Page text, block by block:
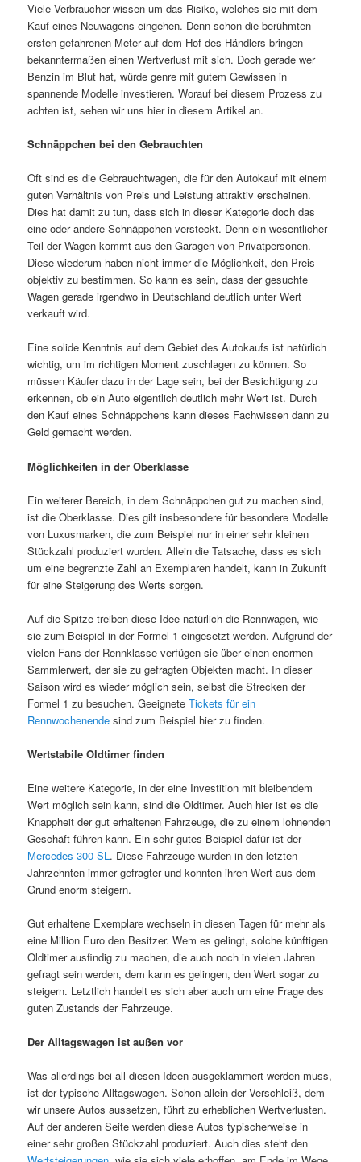
Viele Verbraucher wissen um das Risiko, welches sie mit dem
Kauf eines Neuwagens eingehen. Denn schon die berühmten
ersten gefahrenen Meter auf dem Hof des Händlers bringen
bekanntermaßen einen Wertverlust mit sich. Doch gerade wer
Benzin im Blut hat, würde genre mit gutem Gewissen in
spannende Modelle investieren. Worauf bei diesem Prozess zu
achten ist, sehen wir uns hier in diesem Artikel an.
Schnäppchen bei den Gebrauchten
Oft sind es die Gebrauchtwagen, die für den Autokauf mit einem
guten Verhältnis von Preis und Leistung attraktiv erscheinen.
Dies hat damit zu tun, dass sich in dieser Kategorie doch das
eine oder andere Schnäppchen versteckt. Denn ein wesentlicher
Teil der Wagen kommt aus den Garagen von Privatpersonen.
Diese wiederum haben nicht immer die Möglichkeit, den Preis
objektiv zu bestimmen. So kann es sein, dass der gesuchte
Wagen gerade irgendwo in Deutschland deutlich unter Wert
verkauft wird.
Eine solide Kenntnis auf dem Gebiet des Autokaufs ist natürlich
wichtig, um im richtigen Moment zuschlagen zu können. So
müssen Käufer dazu in der Lage sein, bei der Besichtigung zu
erkennen, ob ein Auto eigentlich deutlich mehr Wert ist. Durch
den Kauf eines Schnäppchens kann dieses Fachwissen dann zu
Geld gemacht werden.
Möglichkeiten in der Oberklasse
Ein weiterer Bereich, in dem Schnäppchen gut zu machen sind,
ist die Oberklasse. Dies gilt insbesondere für besondere Modelle
von Luxusmarken, die zum Beispiel nur in einer sehr kleinen
Stückzahl produziert wurden. Allein die Tatsache, dass es sich
um eine begrenzte Zahl an Exemplaren handelt, kann in Zukunft
für eine Steigerung des Werts sorgen.
Auf die Spitze treiben diese Idee natürlich die Rennwagen, wie
sie zum Beispiel in der Formel 1 eingesetzt werden. Aufgrund der
vielen Fans der Rennklasse verfügen sie über einen enormen
Sammlerwert, der sie zu gefragten Objekten macht. In dieser
Saison wird es wieder möglich sein, selbst die Strecken der
Formel 1 zu besuchen. GeeigneteTickets für ein
Rennwochenende sind zum Beispiel hier zu finden.
Wertstabile Oldtimer finden
Eine weitere Kategorie, in der eine Investition mit bleibendem
Wert möglich sein kann, sind die Oldtimer. Auch hier ist es die
Knappheit der gut erhaltenen Fahrzeuge, die zu einem lohnenden
Geschäft führen kann. Ein sehr gutes Beispiel dafür ist der
Mercedes 300 SL. Diese Fahrzeuge wurden in den letzten
Jahrzehnten immer gefragter und konnten ihren Wert aus dem
Grund enorm steigern.
Gut erhaltene Exemplare wechseln in diesen Tagen für mehr als
eine Million Euro den Besitzer. Wem es gelingt, solche künftigen
Oldtimer ausfindig zu machen, die auch noch in vielen Jahren
gefragt sein werden, dem kann es gelingen, den Wert sogar zu
steigern. Letztlich handelt es sich aber auch um eine Frage des
guten Zustands der Fahrzeuge.
Der Alltagswagen ist außen vor
Was allerdings bei all diesen Ideen ausgeklammert werden muss,
ist der typische Alltagswagen. Schon allein der Verschleiß, dem
wir unsere Autos aussetzen, führt zu erheblichen Wertverlusten.
Auf der anderen Seite werden diese Autos typischerweise in
einer sehr großen Stückzahl produziert. Auch dies steht den